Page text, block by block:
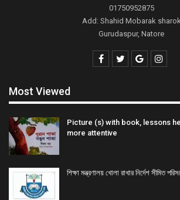
01750952875
Add: Shahid Mobarak
Gurudaspur, Natore
Most Viewed
Picture (s) with book, lessons
more attentive
শিক্ষা মন্ত্রণালয় খোলা রাখার নির্দেশ সীমিত